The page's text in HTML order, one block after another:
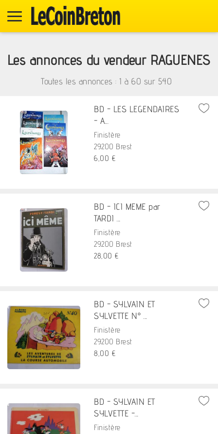
Les annonces du vendeur RAGUENES
Toutes les annonces : 1 à60 sur 540
BD - LES LEGENDAIRES
- A...
Finistère
29200 Brest
6,00 €
BD - ICI MEME par
TARDI ...
Finistère
29200 Brest
28,00 €
BD - SYLVAIN ET
SYLVETTE N° ...
Finistère
29200 Brest
8,00 €
BD - SYLVAIN ET
SYLVETTE -...
Finistère